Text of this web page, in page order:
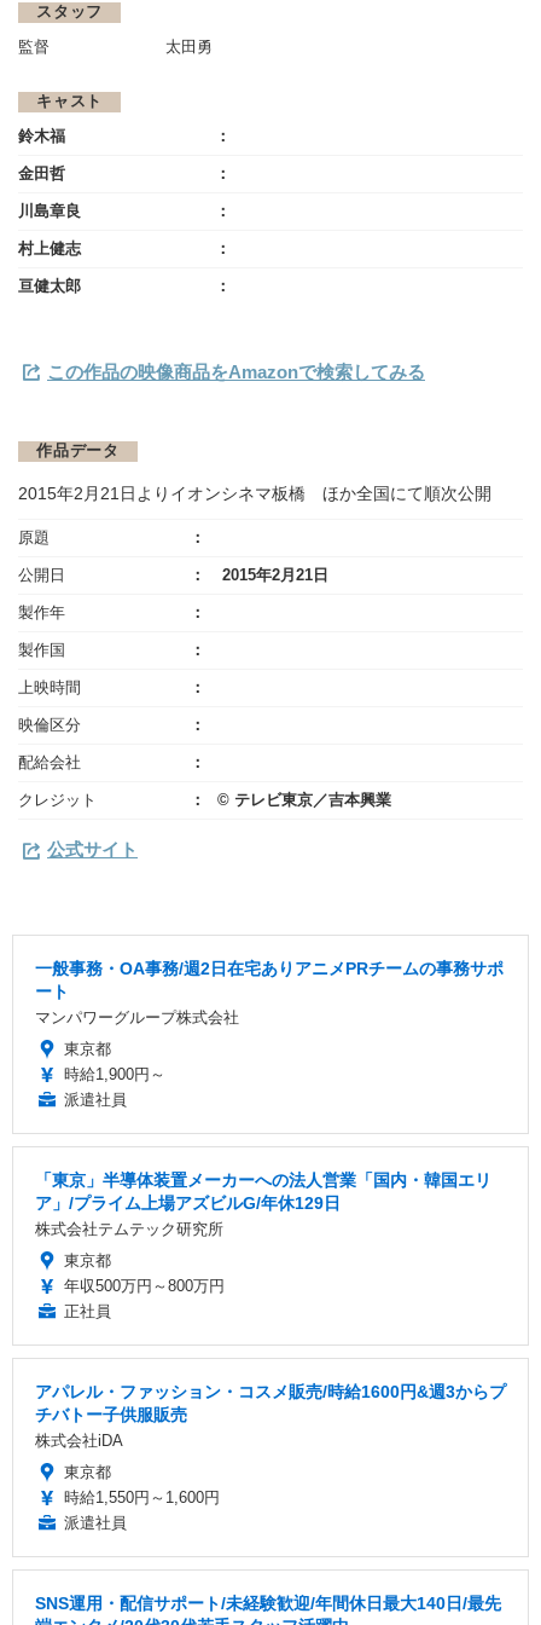
スタッフ
監督 太田勇
キャスト
鈴木福
金田哲
川島章良
村上健志
亘健太郎
この作品の映像商品をAmazonで検索してみる
作品データ
2015年2月21日よりイオンシネマ板橋 ほか全国にて順次公開
原題
公開日 2015年2月21日
製作年
製作国
上映時間
映倫区分
配給会社
クレジット © テレビ東京／吉本興業
公式サイト
一般事務・OA事務/週2日在宅ありアニメPRチームの事務サポ
ート
マンパワーグループ株式会社
東京都
時給1,900円～
派遣社員
「東京」半導体装置メーカーへの法人営業「国内・韓国エリ
ア」/プライム上場アズビルG/年休129日
株式会社テムテック研究所
東京都
年収500万円～800万円
正社員
アパレル・ファッション・コスメ販売/時給1600円&週3からプ
チバトー子供服販売
株式会社iDA
東京都
時給1,550円～1,600円
派遣社員
SNS運用・配信サポート/未経験歓迎/年間休日最大140日/最先